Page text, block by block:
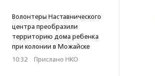
Волонтеры Наставнического
центра преобразили
территорию дома ребенка
при колонии в Можайске
10:32 · Прислано НКО